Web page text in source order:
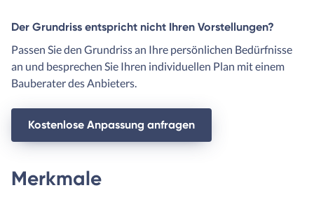
Der Grundriss entspricht nicht Ihren Vorstellungen?
Passen Sie den Grundriss an Ihre persönlichen Bedürfnisse
an und besprechen Sie Ihren individuellen Plan mit einem
Bauberater des Anbieters.
Kostenlose Anpassung anfragen
Merkmale